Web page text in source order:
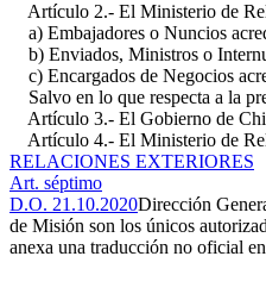
Artículo 2.- El Ministerio de
a) Embajadores o Nuncios
b) Enviados, Ministros o
c) Encargados de Negocios
Salvo en lo que respecta a la
Artículo 3.- El Gobierno de
Artículo 4.- El Ministerio de
RELACIONES EXTERIORES
Art. séptimo
D.O. 21.10.2020Dirección
de Misión son los únicos
anexa una traducción no oficial